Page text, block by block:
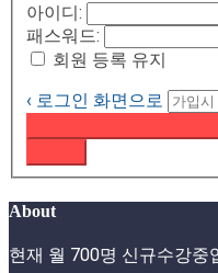
아이디:
패스워드:
회원 등록 유지
‹ 로그인 화면으로
About
현재 월 700명 신규수강중